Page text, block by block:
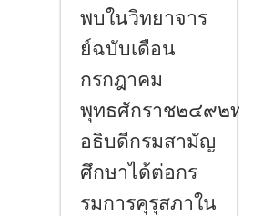
พบในวิทยาจาร
ย์ฉบับเดือน
กรกฎาคม
พุทธศักราช๒๔๙๒ท่
อธิบดีกรมสามัญ
ศึกษาได้ต่อกร
รมการคุรุสภาใน